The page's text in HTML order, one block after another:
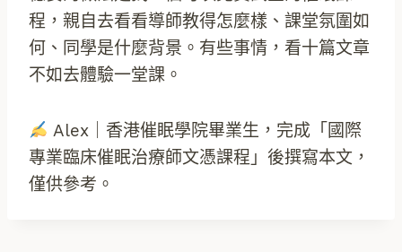
程，親自去看看導師教得怎麼樣、課堂氛圍如
何、同學是什麼背景。有些事情，看十篇文章
不如去體驗一堂課。
Alex｜香港催眠學院畢業生，完成「國際
專業臨床催眠治療師文憑課程」後撰寫本文，
僅供參考。